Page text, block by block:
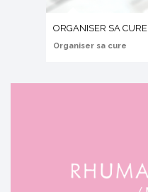
ORGANISER SA CURE
Organiser sa cure